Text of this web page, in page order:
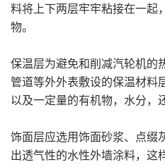
料将上下两层牢牢粘接在一起
物。
保温层为避免和削减汽轮机的
管道等外外表敷设的保温材料
以及一定量的有机物，水分，
饰面层应选用饰面砂浆、点缀
出透气性的水性外墙涂料，这